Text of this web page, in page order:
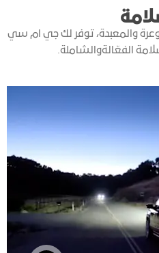
والمعبدة، توفر لك جي ام سي